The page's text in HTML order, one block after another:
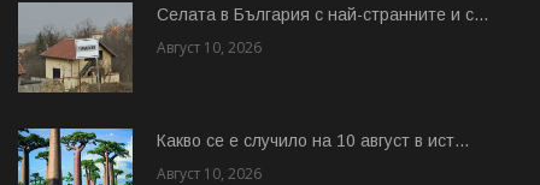
Cелата в България с най-странните и с...
Август 10, 2026
Какво се е случило на 10 август в ист...
Август 10, 2026